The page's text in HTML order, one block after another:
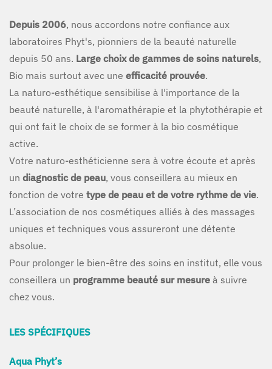
Depuis 2006, nous accordons notre confiance aux
laboratoires Phyt's, pionniers de la beauté naturelle
depuis 50 ans. Large choix de gammes de soins naturels,
Bio mais surtout avec une efficacité prouvée.
La naturo-esthétique sensibilise à l'importance de la
beauté naturelle, à l'aromathérapie et la phytothérapie et
qui ont fait le choix de se former à la bio cosmétique
active.
Votre naturo-esthéticienne sera à votre écoute et après
un diagnostic de peau, vous conseillera au mieux en
fonction de votre type de peau et de votre rythme de vie.
L’association de nos cosmétiques alliés à des massages
uniques et techniques vous assureront une détente
absolue.
Pour prolonger le bien-être des soins en institut, elle vous
conseillera un programme beauté sur mesure à suivre
chez vous.
LES SPÉCIFIQUES
Aqua Phyt’s